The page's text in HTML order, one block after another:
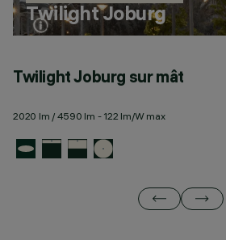
Twilight Joburg
Twilight Joburg sur mât
2020 lm / 4590 lm - 122 lm/W max